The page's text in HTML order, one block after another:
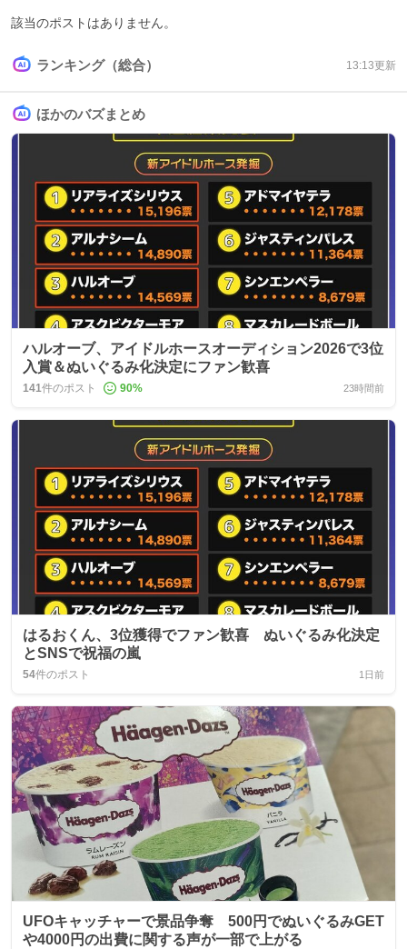
該当のポストはありません。
ランキング（総合） 13:13更新
ほかのバズまとめ
ハルオーブ、アイドルホースオーディション2026で3位
入賞＆ぬいぐるみ化決定にファン歓喜
141件のポスト 90% 23時間前
はるおくん、3位獲得でファン歓喜 ぬいぐるみ化決定
とSNSで祝福の嵐
54件のポスト 1日前
UFOキャッチャーで景品争奪 500円でぬいぐるみGET
や4000円の出費に関する声が一部で上がる